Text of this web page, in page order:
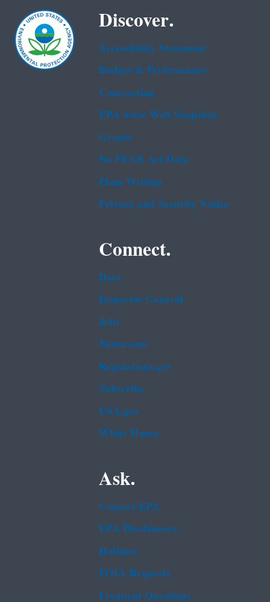
Discover.
Accessibility Statement
Budget & Performance
Contracting
EPA www Web Snapshot
Grants
No FEAR Act Data
Plain Writing
Privacy and Security Notice
Connect.
Data
Inspector General
Jobs
Newsroom
Regulations.gov
Subscribe
USA.gov
White House
Ask.
Contact EPA
EPA Disclaimers
Hotlines
FOIA Requests
Frequent Questions